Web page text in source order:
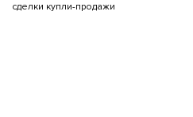
сделки купли-продажи